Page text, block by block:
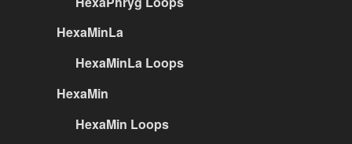
HexaMinLa
HexaMinLa Loops
HexaMin
HexaMin Loops